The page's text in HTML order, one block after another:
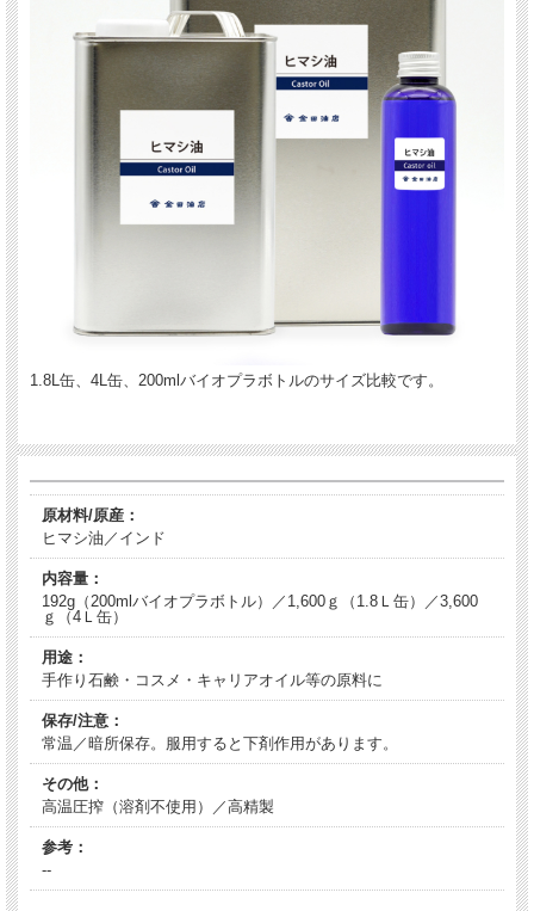
1.8L缶、4L缶、200mlバイオプラボトルのサイズ比較です。
原材料/原産：
ヒマシ油／インド
内容量：
192g（200mlバイオプラボトル）／1,600ｇ（1.8Ｌ缶）／3,600
ｇ（4Ｌ缶）
用途：
手作り石鹸・コスメ・キャリアオイル等の原料に
保存/注意：
常温／暗所保存。服用すると下剤作用があります。
その他：
高温圧搾（溶剤不使用）／高精製
参考：
--